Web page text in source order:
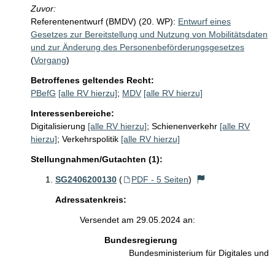
Zuvor:
Referentenentwurf (BMDV) (20. WP): Entwurf eines
Gesetzes zur Bereitstellung und Nutzung von Mobilitätsdaten
und zur Änderung des Personenbeförderungsgesetzes
(Vorgang)
Betroffenes geltendes Recht:
PBefG [alle RV hierzu]; MDV [alle RV hierzu]
Interessenbereiche:
Digitalisierung [alle RV hierzu]; Schienenverkehr [alle RV
hierzu]; Verkehrspolitik [alle RV hierzu]
Stellungnahmen/Gutachten (1):
SG2406200130 ( PDF - 5 Seiten)
Adressatenkreis:
Versendet am 29.05.2024 an:
Bundesregierung
Bundesministerium für Digitales und